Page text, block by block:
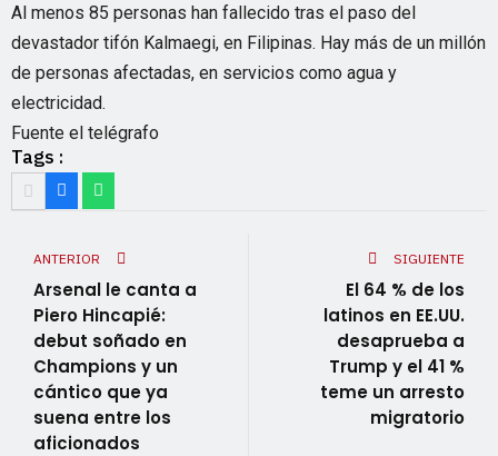
Al menos 85 personas han fallecido tras el paso del
devastador tifón Kalmaegi, en Filipinas. Hay más de un millón
de personas afectadas, en servicios como agua y
electricidad.
Fuente el telégrafo
Tags :
ANTERIOR
Arsenal le canta a
Piero Hincapié:
debut soñado en
Champions y un
cántico que ya
suena entre los
aficionados
SIGUIENTE
El 64 % de los
latinos en EE.UU.
desaprueba a
Trump y el 41 %
teme un arresto
migratorio